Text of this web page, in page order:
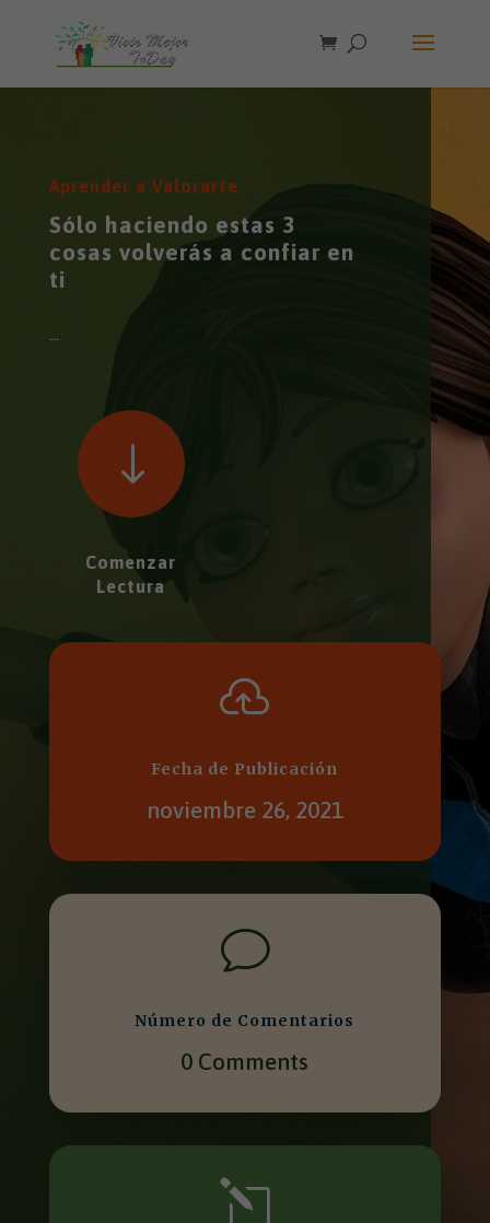
Aprender a Valorarte
Sólo haciendo estas 3
cosas volverás a confiar en
ti
"
Comenzar
Lectura

Fecha de Publicación
noviembre 26, 2021
v
Número de Comentarios
0 Comments
l